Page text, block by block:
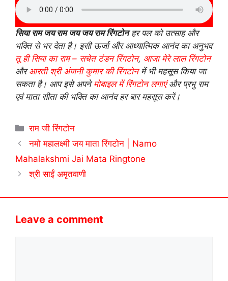
सिया राम जय राम जय जय राम रिंगटोनहर पल को उत्साह और
भक्ति से भर देता है। इसी ऊर्जा और आध्यात्मिक आनंद का अनुभव
तू ही सिया का राम – सचेत टंडन रिंगटोन, आजा मेरे लाल रिंगटोन
औरआरती श्री अंजनी कुमार की रिंगटोनमें भी महसूस किया जा
सकता है। आप इसे अपनेमोबाइल में रिंगटोन लगाएंऔर प्रभु राम
एवं माता सीता की भक्ति का आनंद हर बार महसूस करें।
Categories
राम जी रिंगटोन
नमो महालक्ष्मी जय माता रिंगटोन | Namo
Mahalakshmi Jai Mata Ringtone
श्री साईं अमृतवाणी
Leave a comment